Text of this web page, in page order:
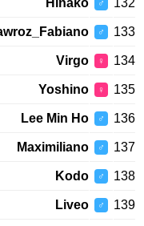
♂
Hinako
♂
Nawroz_Fabiano
♀
Virgo
♀
Yoshino
♂
Lee Min Ho
♂
Maximiliano
♂
Kodo
♂
Liveo